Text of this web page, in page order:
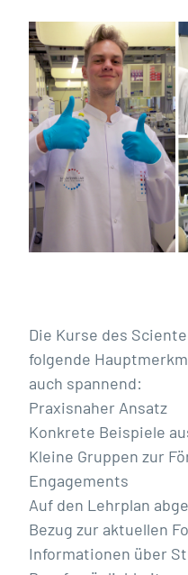
Die Kurse des
folgende
auch spannend:
Praxisnaher Ansatz
Konkrete Beispiele
Kleine Gruppen zur
Engagements
Auf den Lehrplan
Bezug zur aktuellen
Informationen über